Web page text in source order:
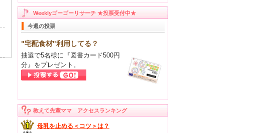
Weeklyゴーゴーリサーチ ★投票受付中★
今週の投票
"宅配食材"利用してる？
抽選で5名様に『図書カード500円
分』をプレゼント。
教えて先輩ママ アクセスランキング
母乳を止める＜コツ＞は？